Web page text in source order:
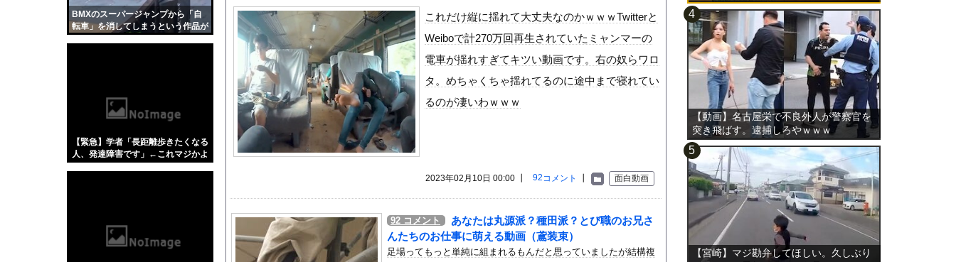
BMXのスーパージャンプから「自
転車」を消してしまうという作品が
【緊急】学者「長距離歩きたくなる
人、発達障害です」←これマジかよ
【画像】ピクルスピザを頼んだ人 咽び泣くｗｗｗ
【悲報】ロシア、じわじわと逝き始める
今の時期 河口で釣れる美味い魚教えて
『BanG Dream! Ave Mujica』7話感想 再び集まる5人！最後のCR...
【画像】カップラーメン食べるんだけどどれがいいかな！？w
【Xの車窓から】オービスかと思ったら野生の炊飯器で草 ほか
【ポロリ悲話】ネットで拡散してるおっぱいポロリ動画、何故か叩かれる・・・
【衝撃】「かわいい虫」ランキング、ついに発表される
私「その格好で出るの…？」新郎いとこ姉妹「何か問題ある？」→結婚式当日に感じた違和感...
【画像】 JKダンス部、いろんなデカパイが大暴れｗｗｗｗｗｗｗ
これだけ縦に揺れて大丈夫なのかｗｗｗTwitterと
Weiboで計270万回再生されていたミャンマーの
電車が揺れすぎてキツい動画です。右の奴らワロ
タ。めちゃくちゃ揺れてるのに途中まで寝れてい
るのが凄いわｗｗｗ
面白動画
92コメント
2023年02月10日 00:00 ┃
92 コメント
あなたは丸源派？種田派？とび職のお兄さ
んたちのお仕事に萌える動画（鳶装束）
足場ってもっと単純に組まれるもんだと思っていましたが結構複
【動画】名古屋栄で不良外人が警察官を
突き飛ばす。逮捕しろやｗｗｗ
【宮崎】マジ勘弁してほしい。久しぶり